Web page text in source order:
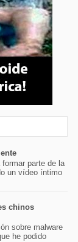
parte de la
un vídeo íntimo
chinos
sobre malware
he podido